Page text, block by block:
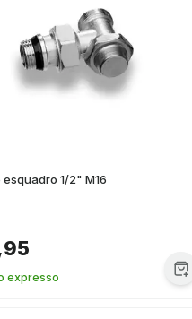
1/2" M16
expresso